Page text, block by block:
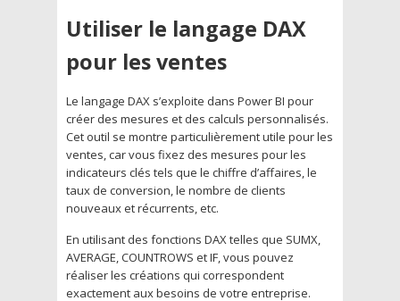
Utiliser le langage DAX
pour les ventes
Le langage DAX s’exploite dans Power BI pour
créer des mesures et des calculs personnalisés.
Cet outil se montre particulièrement utile pour les
ventes, car vous fixez des mesures pour les
indicateurs clés tels que le chiffre d’affaires, le
taux de conversion, le nombre de clients
nouveaux et récurrents, etc.
En utilisant des fonctions DAX telles que SUMX,
AVERAGE, COUNTROWS et IF, vous pouvez
réaliser les créations qui correspondent
exactement aux besoins de votre entreprise.